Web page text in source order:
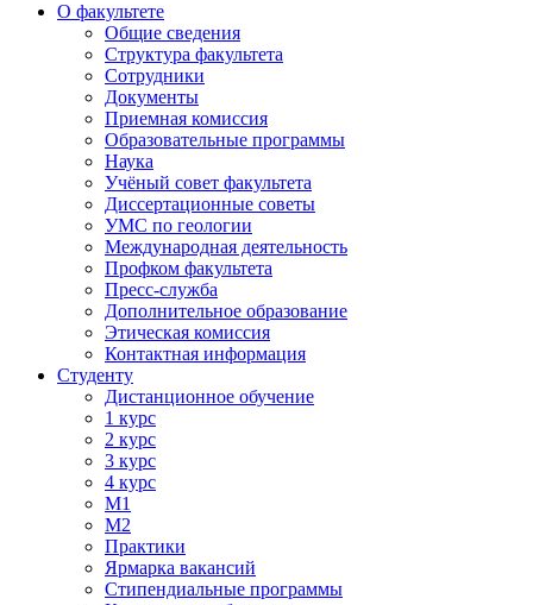
О факультете
Общие сведения
Структура факультета
Сотрудники
Документы
Приемная комиссия
Образовательные программы
Наука
Учёный совет факультета
Диссертационные советы
УМС по геологии
Международная деятельность
Профком факультета
Пресс-служба
Дополнительное образование
Этическая комиссия
Контактная информация
Студенту
Дистанционное обучение
1 курс
2 курс
3 курс
4 курс
М1
М2
Практики
Ярмарка вакансий
Стипендиальные программы